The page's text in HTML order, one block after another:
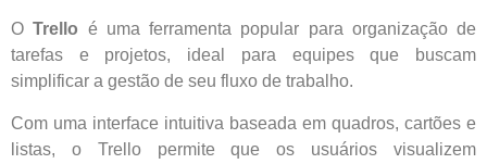
OTrello é uma ferramenta popular para organização de
tarefas e projetos, ideal para equipes que buscam
simplificar a gestão de seu fluxo de trabalho.
Com uma interface intuitiva baseada em quadros, cartões e
listas, o Trello permite que os usuários visualizem